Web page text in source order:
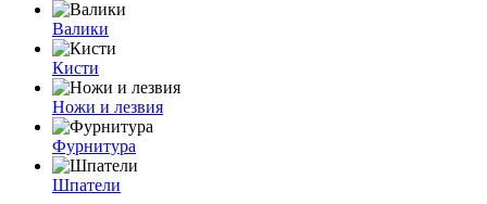
Валики
Кисти
Ножи и лезвия
Фурнитура
Шпатели